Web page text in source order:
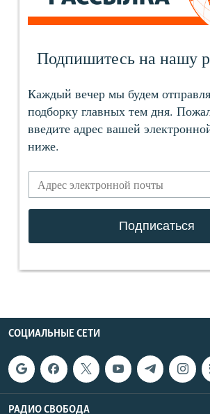
СОЦИАЛЬНЫЕ СЕТИ
РАДИО СВОБОДА